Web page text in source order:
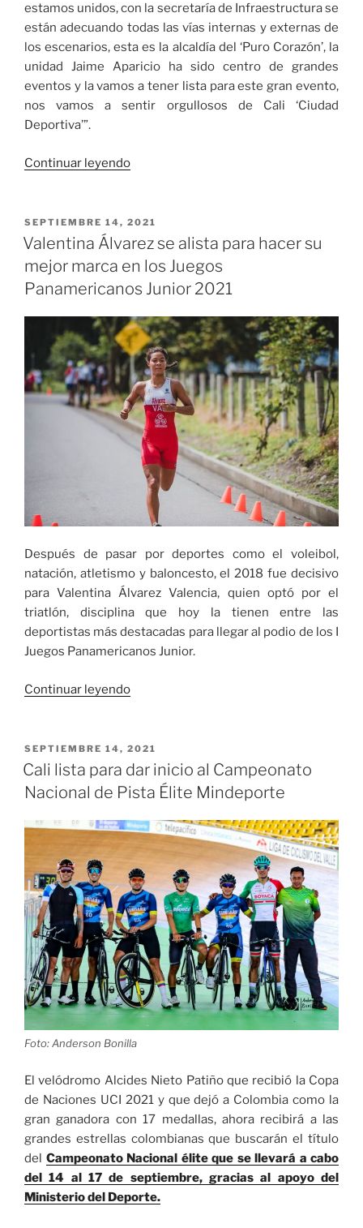
estamos unidos, con la secretaría de Infraestructura se
están adecuando todas las vías internas y externas de
los escenarios, esta es la alcaldía del ‘Puro Corazón’, la
unidad Jaime Aparicio ha sido centro de grandes
eventos y la vamos a tener lista para este gran evento,
nos vamos a sentir orgullosos de Cali ‘Ciudad
Deportiva’”.
Continuar leyendo«La
Panamericana
Jaime
Aparicio
recibirá
los
I
Juegos
Panamericanos
renovada»
PUBLICADO
EL
SEPTIEMBRE 14, 2021
Valentina Álvarez se alista para hacer su
mejor marca en los Juegos
Panamericanos Junior 2021
Después de pasar por deportes como el voleibol,
natación, atletismo y baloncesto, el 2018 fue decisivo
para Valentina Álvarez Valencia, quien optó por el
triatlón, disciplina que hoy la tienen entre las
deportistas más destacadas para llegar al podio de los I
Juegos Panamericanos Junior.
Continuar leyendo«Valentina
alista
para
hacer
mejor
en
los
Juegos
Panamericanos
Junior
2021»
PUBLICADO
EL
SEPTIEMBRE 14, 2021
Cali lista para dar inicio al Campeonato
Nacional de Pista Élite Mindeporte
Foto: Anderson Bonilla
El velódromo Alcides Nieto Patiño que recibió la Copa
de Naciones UCI 2021 y que dejó a Colombia como la
gran ganadora con 17 medallas, ahora recibirá a las
grandes estrellas colombianas que buscarán el título
del Campeonato Nacional élite que se llevará a cabo
del 14 al 17 de septiembre, gracias al apoyo del
Ministerio del Deporte.